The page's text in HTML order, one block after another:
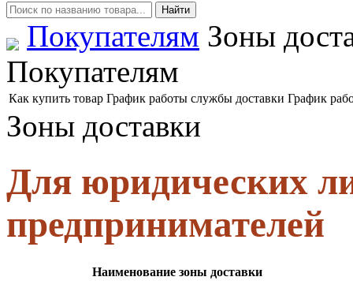
Покупателям Зоны
Покупателям
Как купить товар График работы службы доставки График
Зоны доставки
Для юридических
предпринимателей
Наименование зоны доставки